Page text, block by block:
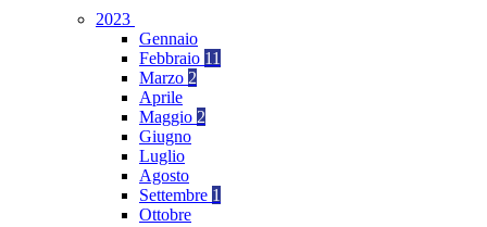
2023
Gennaio
Febbraio 11
Marzo 2
Aprile
Maggio 2
Giugno
Luglio
Agosto
Settembre 1
Ottobre